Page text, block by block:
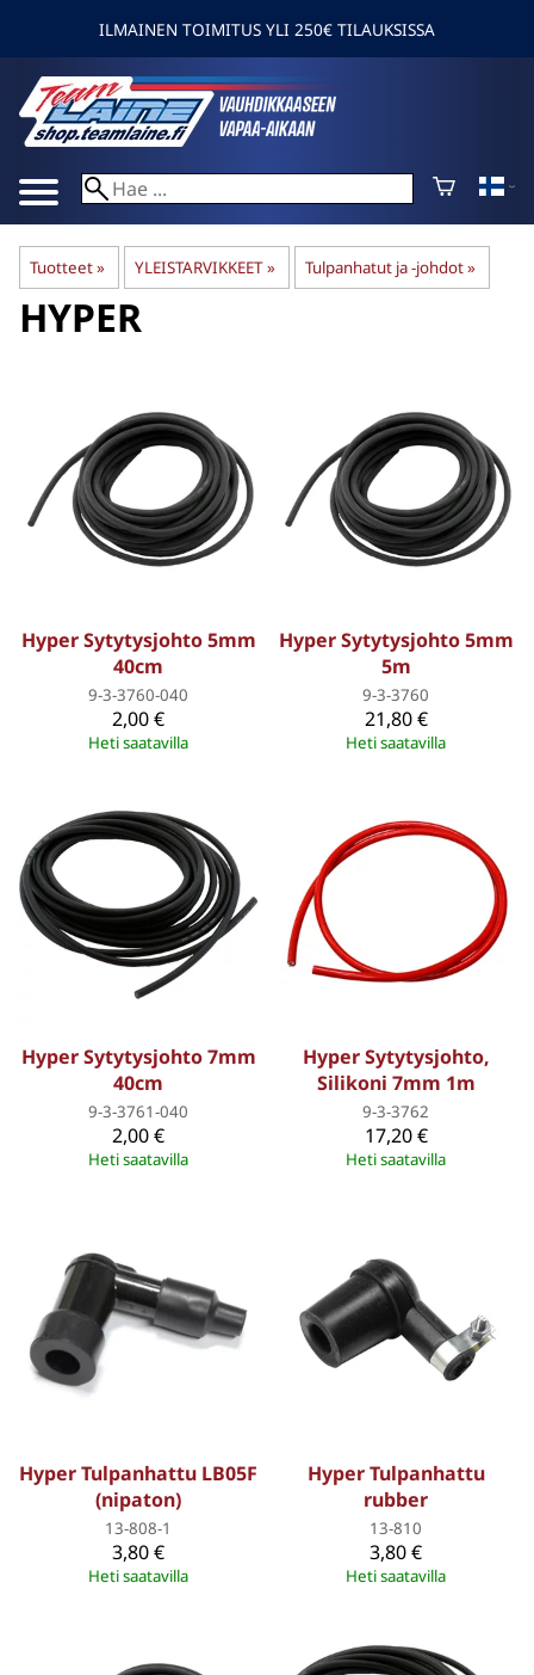
ILMAINEN TOIMITUS YLI 250€ TILAUKSISSA
Tuotteet‪» YLEISTARVIKKEET ‪» Tulpanhatut ja -johdot‪»
HYPER
Hyper Sytytysjohto 5mm
40cm
9-3-3760-040
2,00 €
Heti saatavilla
Hyper Sytytysjohto 5mm
5m
9-3-3760
21,80 €
Heti saatavilla
Hyper Sytytysjohto 7mm
40cm
9-3-3761-040
2,00 €
Heti saatavilla
Hyper Sytytysjohto,
Silikoni 7mm 1m
9-3-3762
17,20 €
Heti saatavilla
Hyper Tulpanhattu LB05F
(nipaton)
13-808-1
3,80 €
Heti saatavilla
Hyper Tulpanhattu
rubber
13-810
3,80 €
Heti saatavilla